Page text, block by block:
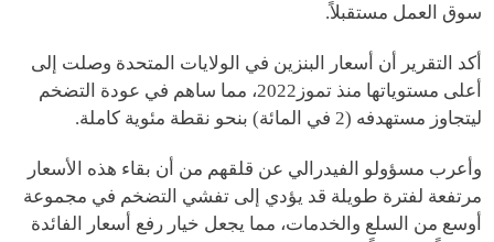
سوق العمل مستقبلاً.
أكد التقرير أن أسعار البنزين في الولايات المتحدة وصلت إلى
أعلى مستوياتها منذ تموز2022، مما ساهم في عودة التضخم
ليتجاوز مستهدفه (2 في المائة) بنحو نقطة مئوية كاملة.
وأعرب مسؤولو الفيدرالي عن قلقهم من أن بقاء هذه الأسعار
مرتفعة لفترة طويلة قد يؤدي إلى تفشي التضخم في مجموعة
أوسع من السلع والخدمات، مما يجعل خيار رفع أسعار الفائدة